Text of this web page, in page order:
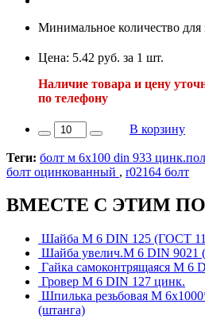
Минимальное количество для
Цена: 5.42 руб. за 1 шт.
Наличие товара и цену
по телефону
В корзину
Теги: болт м 6х100 din 933
болт оцинкованный , r02164 болт
ВМЕСТЕ С ЭТИМ
Шайба М 6 DIN 125 (ГОСТ
Шайба увелич.М 6 DIN 9021
Гайка самоконтрящаяся М 6
Гровер М 6 DIN 127 цинк.
Шпилька резьбовая М
(штанга)